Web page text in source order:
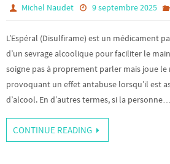
Michel Naudet 9 septembre 2025
L’Espéral (Disulfirame) est un médicament
d’un sevrage alcoolique pour faciliter le
soigne pas à proprement parler mais joue le
provoquant un effet antabuse lorsqu’il est
d’alcool. En d’autres termes, si la personne…
CONTINUE READING